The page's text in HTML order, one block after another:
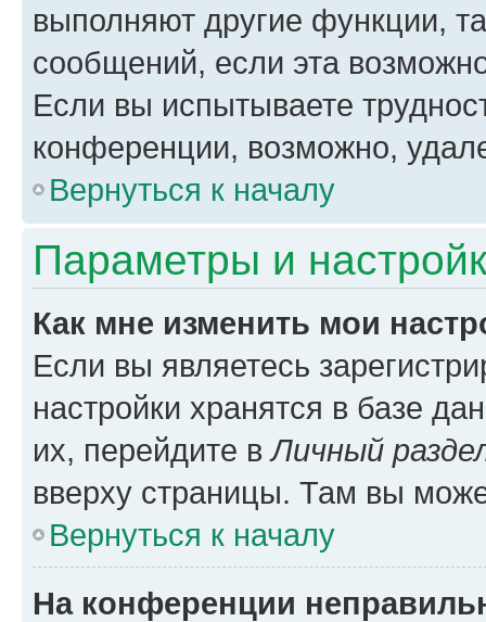
выполняют другие функции,
сообщений, если эта
Если вы испытываете
конференции, возможно,
Вернуться к началу
Параметры и
Как мне изменить мои
Если вы являетесь
настройки хранятся в базе
их, перейдите вЛичный
вверху страницы. Там вы
Вернуться к началу
На конференции